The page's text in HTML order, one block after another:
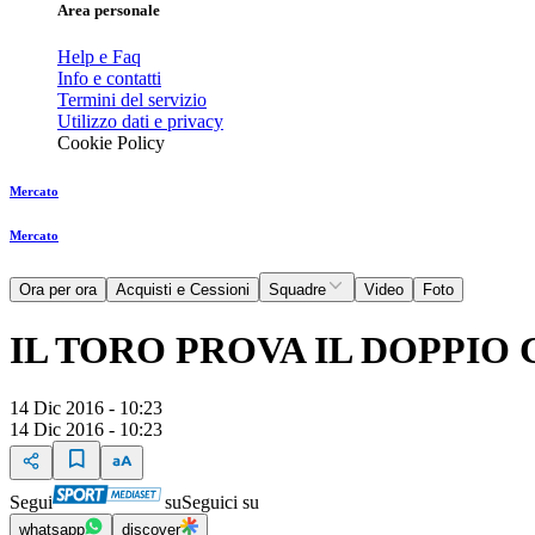
Area personale
Help e Faq
Info e contatti
Termini del servizio
Utilizzo dati e privacy
Cookie Policy
Mercato
Mercato
Ora per ora Acquisti e Cessioni Squadre Video Foto
IL TORO PROVA IL DOPPIO
14 Dic 2016 - 10:23
14 Dic 2016 - 10:23
Segui suSeguici su
whatsapp discover